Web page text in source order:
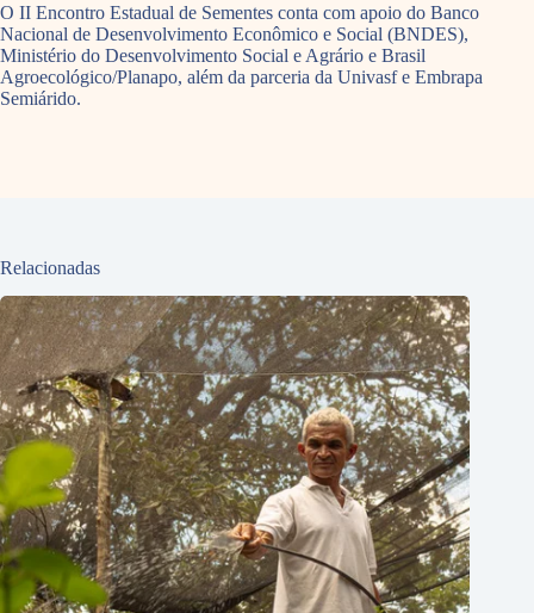
O II Encontro Estadual de Sementes conta com apoio do Banco
Nacional de Desenvolvimento Econômico e Social (BNDES),
Ministério do Desenvolvimento Social e Agrário e Brasil
Agroecológico/Planapo, além da parceria da Univasf e Embrapa
Semiárido.
Relacionadas